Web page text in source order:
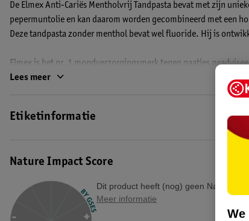
De Elmex Anti-Cariës Mentholvrij Tandpasta bevat met zijn
pepermuntolie en kan daarom worden gecombineerd met een
Deze tandpasta zonder menthol bevat wel fluoride. Hij is
Elmex is het nr. 1 mondverzorgingsmerk tegen gaatjes
*Ipsos, BRUT november 2025 – januari 2026, 150 tandartsen +
Lees meer
Etiketinformatie
Nature Impact Score
Dit product heeft (nog) geen Nature
Meer informatie